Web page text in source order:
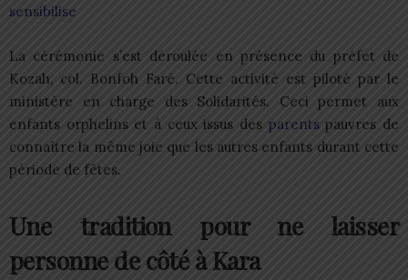
sensibilise
La cérémonie s’est déroulée en présence du préfet de
Kozah, col. Bonfoh Faré. Cette activité est piloté par le
ministère en charge des Solidarités. Ceci permet aux
enfants orphelins et à ceux issus des parentspauvres de
connaître la même joie que les autres enfants durant cette
période de fêtes.
Une tradition pour ne laisser
personne de côté à Kara